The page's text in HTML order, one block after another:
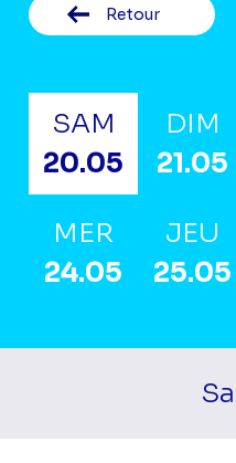
Retour
SAM
20.05
DIM
21.05
MER
24.05
JEU
25.05